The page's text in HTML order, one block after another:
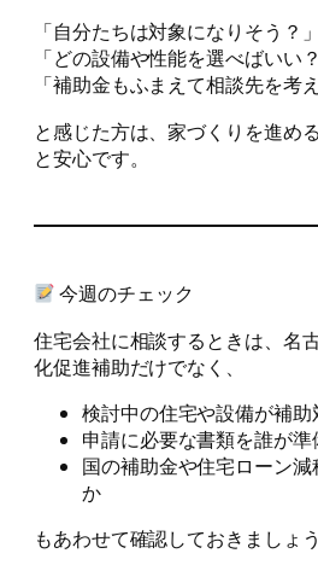
「自分たちは対象になりそう？」
「どの設備や性能を選べばいい？
「補助金もふまえて相談先を考
と感じた方は、家づくりを進め
と安心です。
今週のチェック
住宅会社に相談するときは、名
化促進補助だけでなく、
検討中の住宅や設備が補
申請に必要な書類を誰が
国の補助金や住宅ローン
か
もあわせて確認しておきましょう